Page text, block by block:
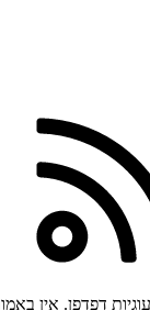
דפדפן. אין